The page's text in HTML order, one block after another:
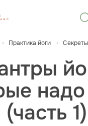
Практика йоги
надо
(часть 1)